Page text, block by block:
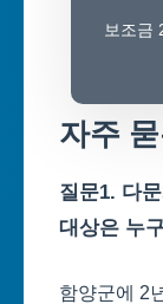
보조금
자주
질문1. 다
대상은 누
함양군에 2